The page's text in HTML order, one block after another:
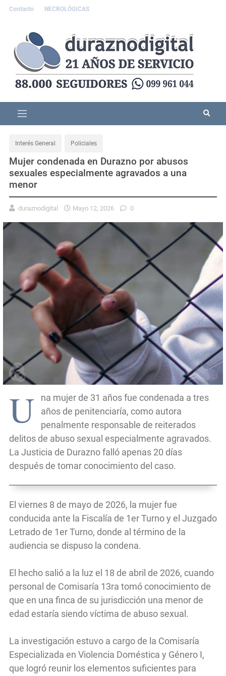
Contacto NECROLÓGICAS
Interés General Policiales
Mujer condenada en Durazno por abusos
sexuales especialmente agravados a una
menor
duraznodigital Mayo 12, 2026 0
U
na mujer de 31 años fue condenada a tres
años de penitenciaría, como autora
penalmente responsable de reiterados
delitos de abuso sexual especialmente agravados.
La Justicia de Durazno falló apenas 20 días
después de tomar conocimiento del caso.
El viernes 8 de mayo de 2026, la mujer fue
conducida ante la Fiscalía de 1er Turno y el Juzgado
Letrado de 1er Turno, donde al término de la
audiencia se dispuso la condena.
El hecho salió a la luz el 18 de abril de 2026, cuando
personal de Comisaría 13ra tomó conocimiento de
que en una finca de su jurisdicción una menor de
edad estaría siendo víctima de abuso sexual.
La investigación estuvo a cargo de la Comisaría
Especializada en Violencia Doméstica y Género I,
que logró reunir los elementos suficientes para